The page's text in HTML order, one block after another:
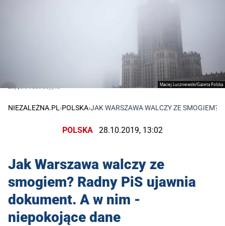
Maciej Luczniewski/Gazeta Polska
Zdjęcie ilustracyjne
NIEZALEŻNA.PL›POLSKA›JAK WARSZAWA WALCZY ZE SMOGIEM?
POLSKA 28.10.2019, 13:02
Jak Warszawa walczy ze
smogiem? Radny PiS ujawnia
dokument. A w nim -
niepokojące dane